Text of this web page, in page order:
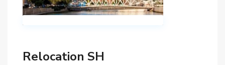
Relocation SH